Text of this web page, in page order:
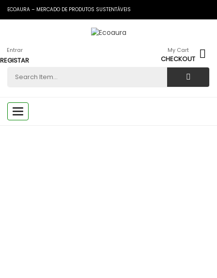
ECOAURA – MERCADO DE PRODUTOS SUSTENTÁVEIS
Entrar
REGISTAR
My Cart
CHECKOUT
Toggle
navigation